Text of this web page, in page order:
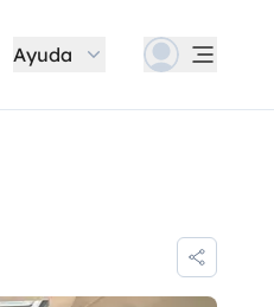
Ayuda